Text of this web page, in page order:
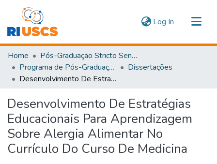
Log In (current)
Communities & Collections
Navigate
Statistics
Home
Pós-Graduação Stricto Sensu
Programa de Pós-Graduação em Ensino em Saúde
Dissertações
Desenvolvimento De Estratégias Educacionais Para Aprendizagem Sobre Alergia Alimentar No Currículo Do Curso De Medicina
Desenvolvimento De Estratégias
Educacionais Para Aprendizagem
Sobre Alergia Alimentar No
Currículo Do Curso De Medicina